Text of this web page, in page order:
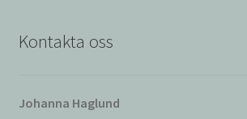
Kontakta oss
Johanna Haglund